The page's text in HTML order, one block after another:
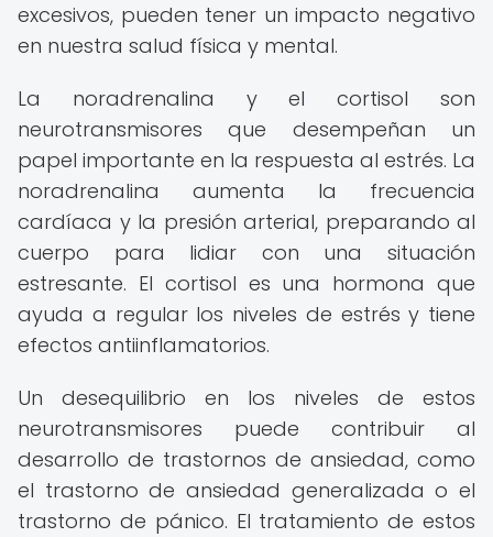
excesivos, pueden tener un impacto negativo
en nuestra salud física y mental.
La noradrenalina y el cortisol son
neurotransmisores que desempeñan un
papel importante en la respuesta al estrés. La
noradrenalina aumenta la frecuencia
cardíaca y la presión arterial, preparando al
cuerpo para lidiar con una situación
estresante. El cortisol es una hormona que
ayuda a regular los niveles de estrés y tiene
efectos antiinflamatorios.
Un desequilibrio en los niveles de estos
neurotransmisores puede contribuir al
desarrollo de trastornos de ansiedad, como
el trastorno de ansiedad generalizada o el
trastorno de pánico. El tratamiento de estos